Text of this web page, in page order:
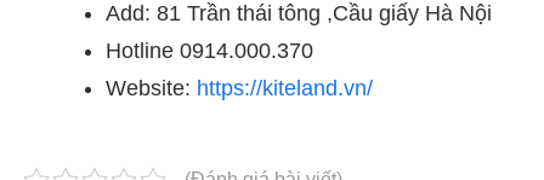
Add: 81 Trần thái tông ,Cầu giấy Hà Nội
Hotline 0914.000.370
Website: https://kiteland.vn/